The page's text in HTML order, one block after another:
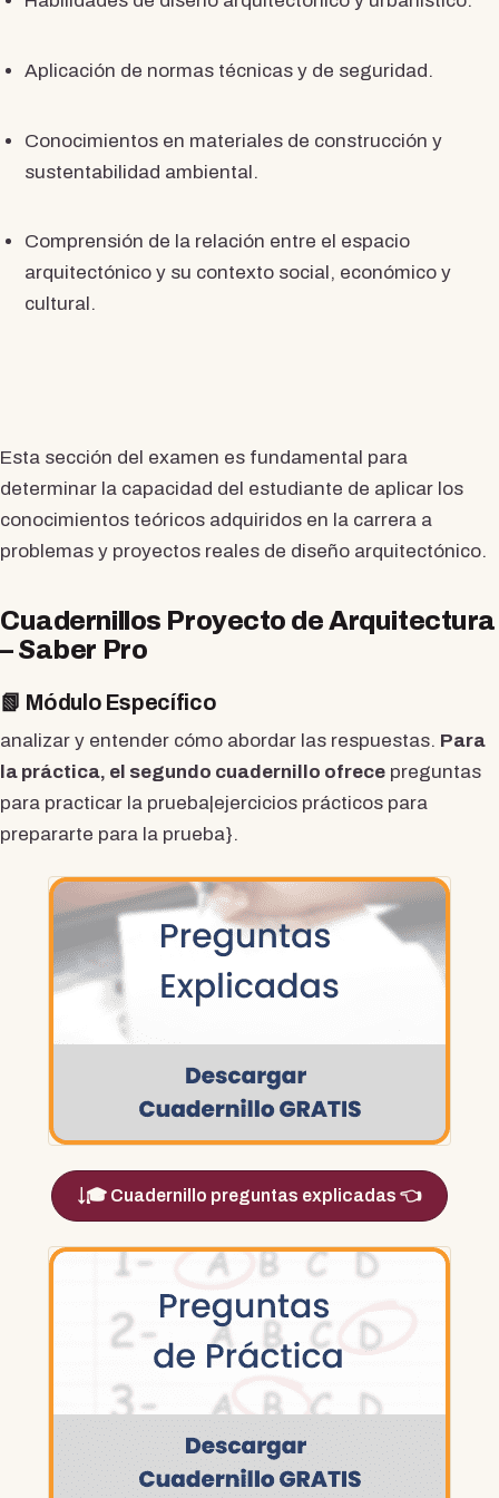
Aplicación de normas técnicas y de seguridad.
Conocimientos en materiales de construcción y
sustentabilidad ambiental.
Comprensión de la relación entre el espacio
arquitectónico y su contexto social, económico y
cultural.
Esta sección del examen es fundamental para
determinar la capacidad del estudiante de aplicar los
conocimientos teóricos adquiridos en la carrera a
problemas y proyectos reales de diseño arquitectónico.
Cuadernillos Proyecto de Arquitectura
– Saber Pro
📗 Módulo Específico
analizar y entender cómo abordar las respuestas. Para
la práctica, el segundo cuadernillo ofrece preguntas
para practicar la prueba|ejercicios prácticos para
prepararte para la prueba}.
🎓 Cuadernillo preguntas explicadas 👈